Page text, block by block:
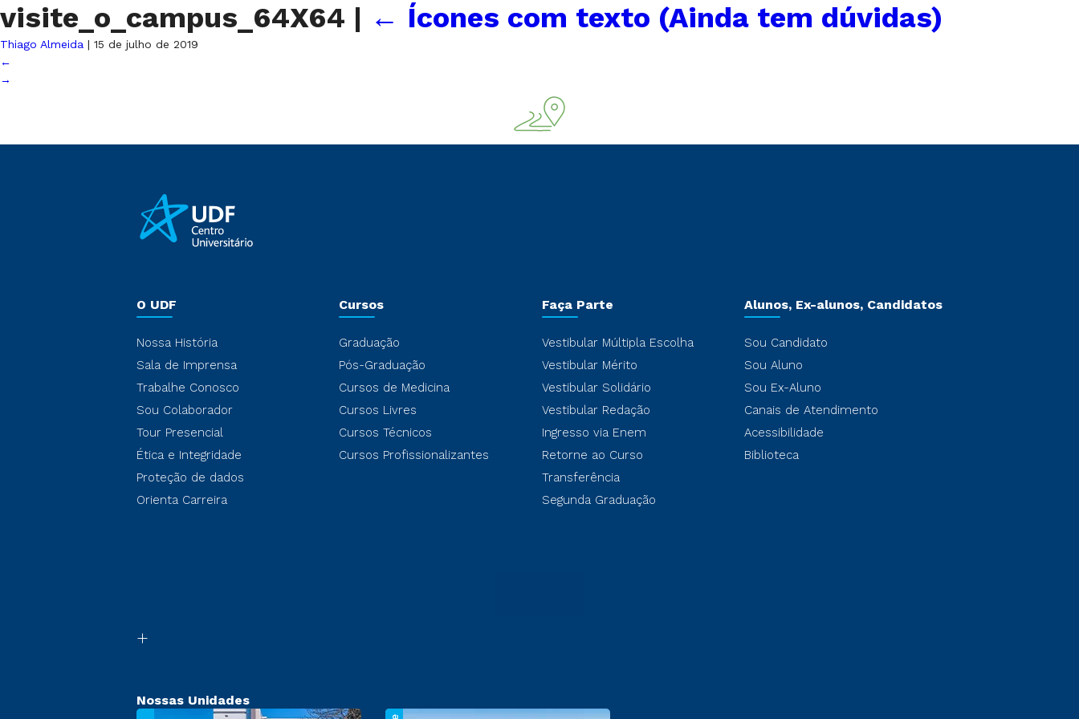
visite_o_campus_64X64 | ← Ícones com texto (Ainda tem dúvidas)
Thiago Almeida | 15 de julho de 2019
←
→
O UDF
Nossa História
Sala de Imprensa
Trabalhe Conosco
Sou Colaborador
Tour Presencial
Ética e Integridade
Proteção de dados
Orienta Carreira
Cursos
Graduação
Pós-Graduação
Cursos de Medicina
Cursos Livres
Cursos Técnicos
Cursos Profissionalizantes
Faça Parte
Vestibular Múltipla Escolha
Vestibular Mérito
Vestibular Solidário
Vestibular Redação
Ingresso via Enem
Retorne ao Curso
Transferência
Segunda Graduação
Alunos, Ex-alunos, Candidatos
Sou Candidato
Sou Aluno
Sou Ex-Aluno
Canais de Atendimento
Acessibilidade
Biblioteca
Nossas Unidades